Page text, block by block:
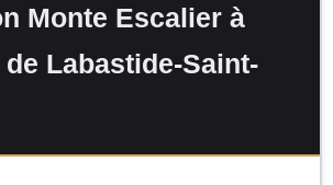
Monte Escalier à
Labastide-Saint-